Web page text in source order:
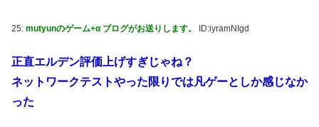
25: mutyunのゲーム+α ブログがお送りします。 ID:iyramNIgd
正直エルデン評価上げすぎじゃね？
ネットワークテストやった限りでは凡ゲーとしか感じなか
った